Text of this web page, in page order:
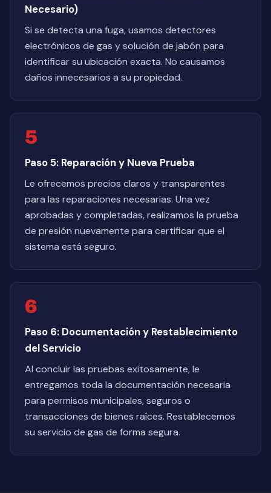
Necesario)
Si se detecta una fuga, usamos detectores
electrónicos de gas y solución de jabón para
identificar su ubicación exacta. No causamos
daños innecesarios a su propiedad.
5
Paso 5: Reparación y Nueva Prueba
Le ofrecemos precios claros y transparentes
para las reparaciones necesarias. Una vez
aprobadas y completadas, realizamos la prueba
de presión nuevamente para certificar que el
sistema está seguro.
6
Paso 6: Documentación y Restablecimiento
del Servicio
Al concluir las pruebas exitosamente, le
entregamos toda la documentación necesaria
para permisos municipales, seguros o
transacciones de bienes raíces. Restablecemos
su servicio de gas de forma segura.